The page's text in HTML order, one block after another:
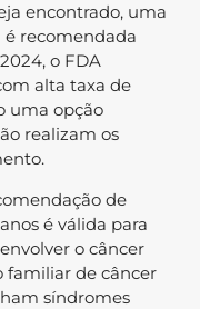
encontrado, uma
é recomendada
o FDA
alta taxa de
uma opção
realizam os
de
é válida para
o câncer
familiar de câncer
síndromes